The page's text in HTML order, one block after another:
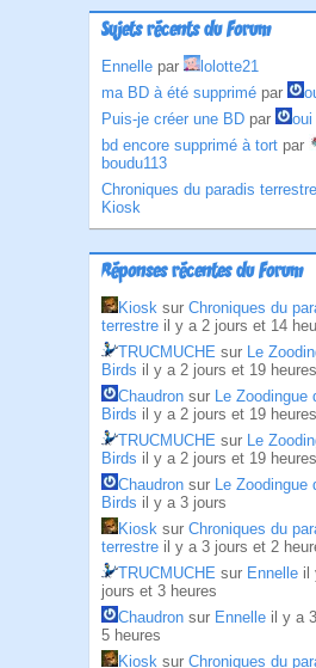
Sujets récents du Forum
Ennelle par
lolotte21
ma BD à été supprimé par
Puis-je créer une BD par
oui
bd encore supprimé à tort par
boudu113
Chroniques du paradis terrestre
Kiosk
Réponses récentes du Forum
Kiosk sur Chroniques du
terrestre il y a 2 jours et 14
TRUCMUCHE sur Le
Birds il y a 2 jours et 19 heures
Chaudron sur Le Zoodingue
Birds il y a 2 jours et 19 heures
TRUCMUCHE sur Le
Birds il y a 2 jours et 19 heures
Chaudron sur Le Zoodingue
Birds il y a 3 jours
Kiosk sur Chroniques du
terrestre il y a 3 jours et 2
TRUCMUCHE sur Ennelle il
jours et 3 heures
Chaudron sur Ennelle il y a
5 heures
Kiosk sur Chroniques du